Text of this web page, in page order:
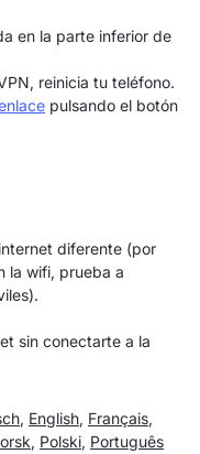
en la parte inferior de
reinicia tu teléfono.
pulsando el botón
diferente (por
la wifi, prueba a
sin conectarte a la
, English, Français,
, Polski, Português